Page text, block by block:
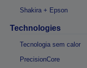
Shakira + Epson
Technologies
Tecnologia sem calor
PrecisionCore